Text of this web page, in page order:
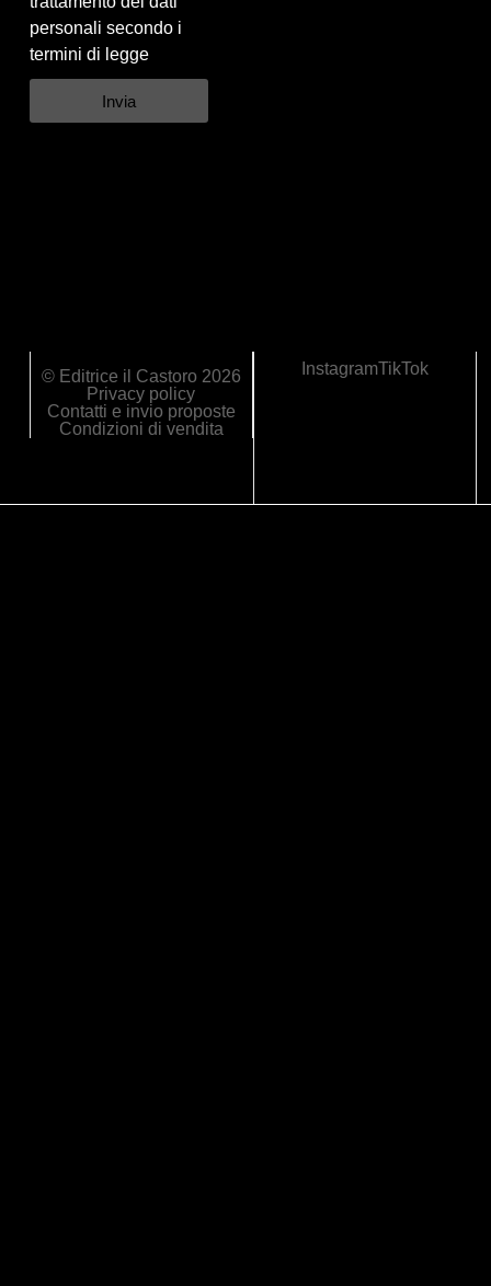
personali secondo i
termini di legge
Invia
© Editrice il Castoro 2026
Privacy policy
Contatti e invio proposte
Condizioni di vendita
InstagramTikTok